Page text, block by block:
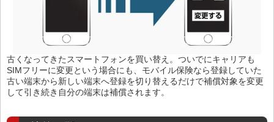
古くなってきたスマートフォンを買い替え。ついでにキャリアも
SIMフリーに変更という場合にも、モバイル保険なら登録していた
古い端末から新しい端末へ登録を切り替えるだけで補償対象を変更
して引き続き自分の端末は補償されます。